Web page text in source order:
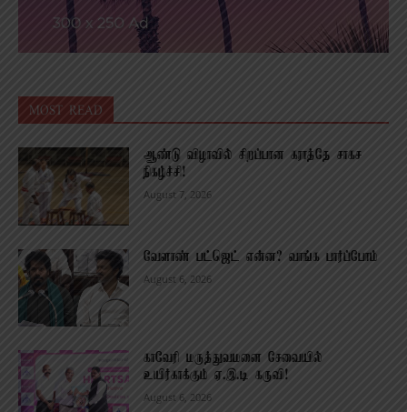
MOST READ
ஆண்டு விழாவில் சிறப்பான கராத்தே சாகச
நிகழ்ச்சி!
August 7, 2026
வேளாண் பட்ஜெட் என்ன? வாங்க பார்ப்போம்
August 6, 2026
காவேரி மருத்துவமனை சேவையில்
உயிர்காக்கும் ஏ.இ.டி கருவி!
August 6, 2026